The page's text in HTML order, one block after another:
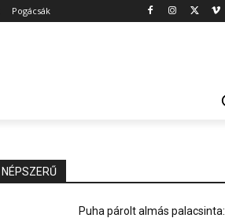
Pogácsák
NÉPSZERŰ
Puha párolt almás palacsinta: